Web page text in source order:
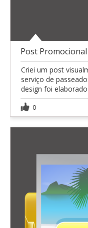
Criei um post
serviço de
design foi
0